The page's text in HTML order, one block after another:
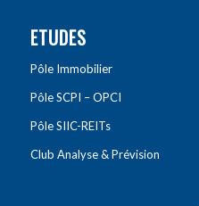
ETUDES
Pôle Immobilier
Pôle SCPI – OPCI
Pôle SIIC-REITs
Club Analyse & Prévision